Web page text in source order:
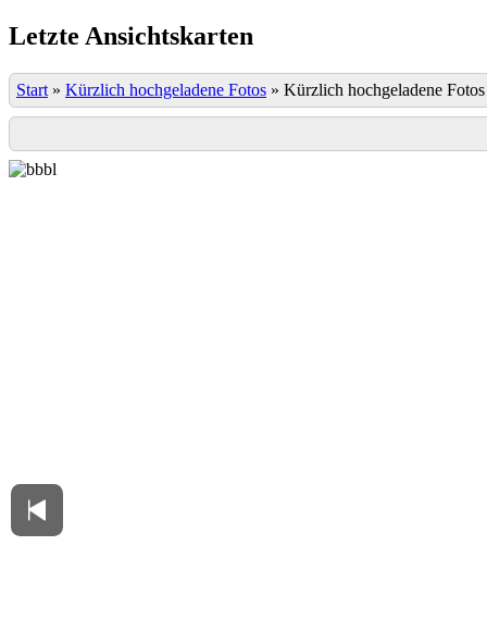
Letzte Ansichtskarten
Start » Kürzlich hochgeladene Fotos » Kürzlich hochgeladene Fotos